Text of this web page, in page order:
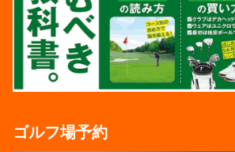
ゴルフ場予約